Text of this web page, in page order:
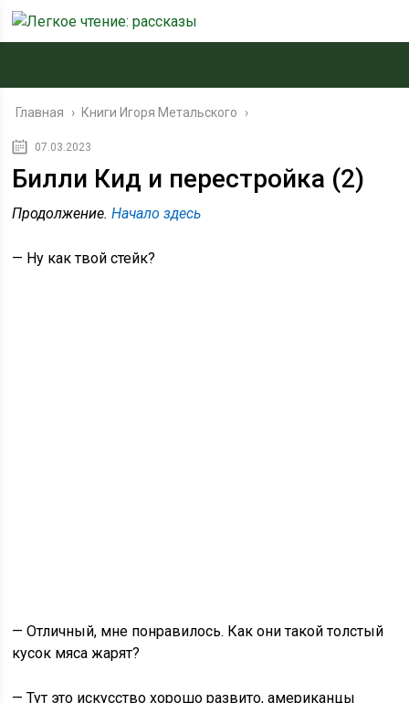
Главная › Книги Игоря Метальского ›
07.03.2023
Билли Кид и перестройка (2)
Продолжение. Начало здесь
— Ну как твой стейк?
— Отличный, мне понравилось. Как они такой толстый
кусок мяса жарят?
— Тут это искусство хорошо развито, американцы